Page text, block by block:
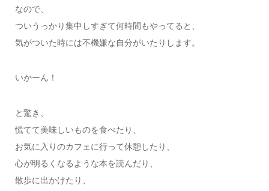
なので、
ついうっかり集中しすぎて何時間もやってると、
気がついた時には不機嫌な自分がいたりします。
いかーん！
と驚き、
慌てて美味しいものを食べたり、
お気に入りのカフェに行って休憩したり、
心が明るくなるような本を読んだり、
散歩に出かけたり、